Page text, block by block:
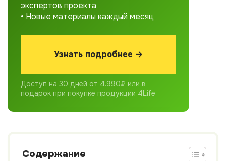
экспертов проекта
• Новые материалы каждый месяц
Узнать подробнее →
Доступ на 30 дней от 4.990₽ или в
подарок при покупке продукции 4Life
Содержание